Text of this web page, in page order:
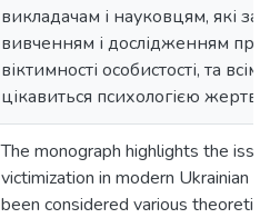
викладачам і науковцям, які
вивченням і дослідженням
віктимності особистості, та
цікавиться психологією
The monograph highlights the
victimization in modern Ukrainian
been considered various